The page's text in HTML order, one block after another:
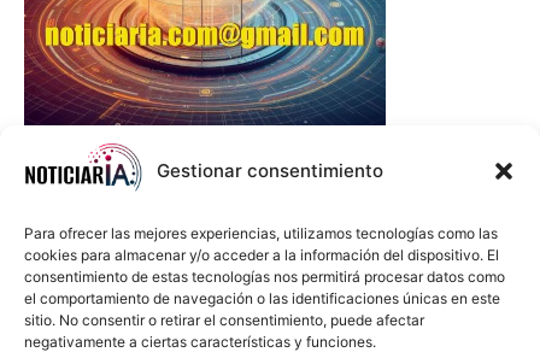
Gestionar consentimiento
Para ofrecer las mejores experiencias, utilizamos tecnologías como las
cookies para almacenar y/o acceder a la información del dispositivo. El
consentimiento de estas tecnologías nos permitirá procesar datos como
el comportamiento de navegación o las identificaciones únicas en este
sitio. No consentir o retirar el consentimiento, puede afectar
negativamente a ciertas características y funciones.